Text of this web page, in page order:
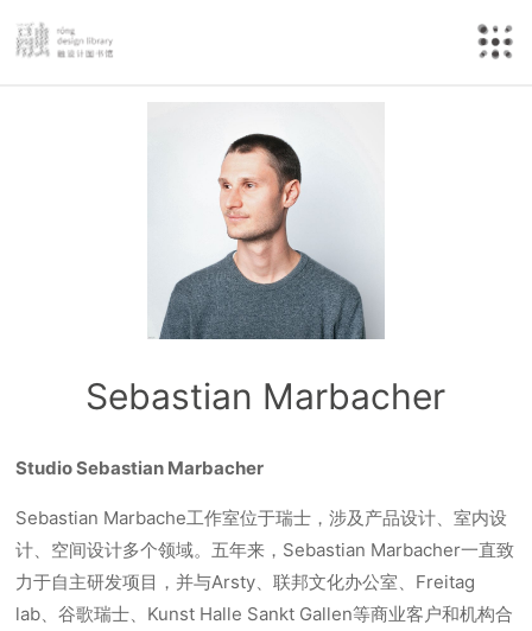
Sebastian Marbacher
Studio Sebastian Marbacher
Sebastian Marbache工作室位于瑞士，涉及产品设计、室内设
计、空间设计多个领域。五年来，Sebastian Marbacher一直致
力于自主研发项目，并与Arsty、联邦文化办公室、Freitag
lab、谷歌瑞士、Kunst Halle Sankt Gallen等商业客户和机构合